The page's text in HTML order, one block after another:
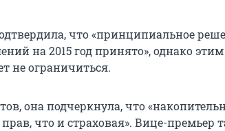
что «принципиальное
на 2015 год принято», однако этим
не ограничиться.
она подчеркнула, что
что и страховая». Вице-премьер